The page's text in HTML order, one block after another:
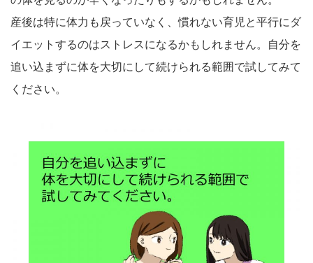
産後は特に体力も戻っていなく、慣れない育児と平行にダ
イエットするのはストレスになるかもしれません。自分を
追い込まずに体を大切にして続けられる範囲で試してみて
ください。